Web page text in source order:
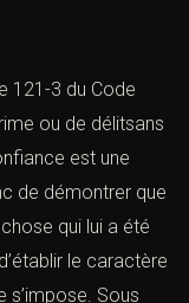
En pratique, la
121-3
du Code
ou de
de confiance